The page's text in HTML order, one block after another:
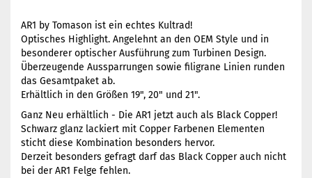
AR1 by Tomason ist ein echtes Kultrad!
Optisches Highlight. Angelehnt an den OEM Style und in
besonderer optischer Ausführung zum Turbinen Design.
Überzeugende Aussparrungen sowie filigrane Linien runden
das Gesamtpaket ab.
Erhältlich in den Größen 19", 20" und 21".
Ganz Neu erhältlich - Die AR1 jetzt auch als Black Copper!
Schwarz glanz lackiert mit Copper Farbenen Elementen
sticht diese Kombination besonders hervor.
Derzeit besonders gefragt darf das Black Copper auch nicht
bei der AR1 Felge fehlen.